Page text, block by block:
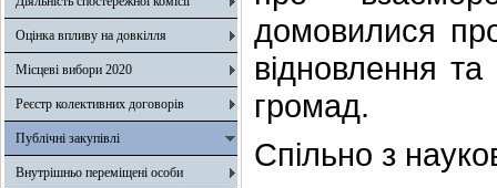
Оцінка впливу на довкілля
Місцеві вибори 2020
Реєстр колективних договорів
Публічні закупівлі
Внутрішньо переміщені особи
домовилися
відновлення та
громад.
Спільно з